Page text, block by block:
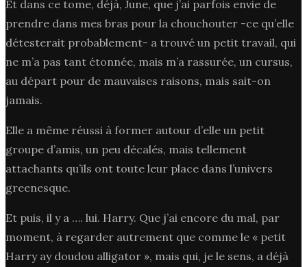
Et dans ce tome, déjà, June, que j’ai parfois envie de
prendre dans mes bras pour la chouchouter -ce qu’elle
détesterait probablement- a trouvé un petit travail, qui
ne m’a pas tant étonnée, mais m’a rassurée, un cursus,
au départ pour de mauvaises raisons, mais sait-on
jamais.
Elle a même réussi à former autour d’elle un petit
groupe d’amis, un peu décalés, mais tellement
attachants qu’ils ont toute leur place dans l’univers
greenesque.
Et puis, il y a …. lui. Harry. Que j’ai encore du mal, par
moment, à regarder autrement que comme le « petit
Harry ay doudou alligator », mais qui, je le sens, a déjà